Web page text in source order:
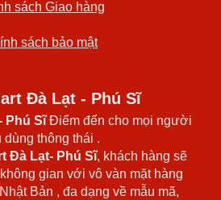
sách Giao hàng
sách bảo mật
Đà Lạt - Phú Sĩ
Phú SĩĐiểm đến cho mọi người
dùng thông thái .
Đà Lạt- Phú Sĩ, khách hàng sẽ
gian với vô vàn mặt hàng
Bản , đa dạng về mẫu mã,